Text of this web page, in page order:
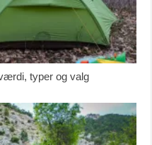
typer og valg